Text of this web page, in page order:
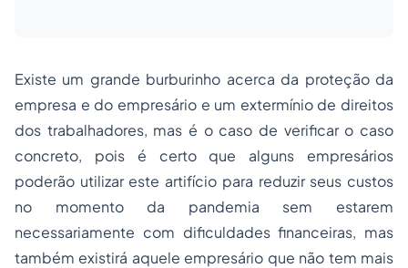
Existe um grande burburinho acerca da proteção da
empresa e do empresário e um extermínio de direitos
dos trabalhadores, mas é o caso de verificar o caso
concreto, pois é certo que alguns empresários
poderão utilizar este artifício para reduzir seus custos
no momento da pandemia sem estarem
necessariamente com dificuldades financeiras, mas
também existirá aquele empresário que não tem mais